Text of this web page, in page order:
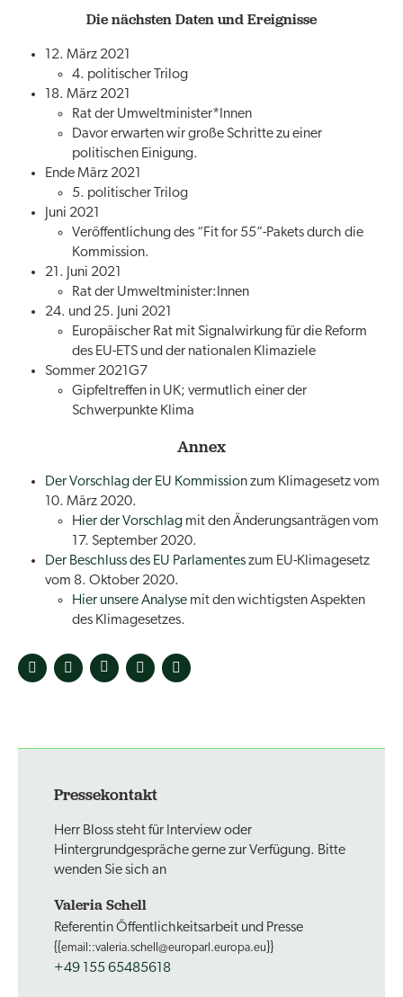
Die nächsten Daten und Ereignisse
12. März 2021
4. politischer Trilog
18. März 2021
Rat der Umweltminister*Innen
Davor erwarten wir große Schritte zu einer
politischen Einigung.
Ende März 2021
5. politischer Trilog
Juni 2021
Veröffentlichung des “Fit for 55”-Pakets durch die
Kommission.
21. Juni 2021
Rat der Umweltminister:Innen
24. und 25. Juni 2021
Europäischer Rat mit Signalwirkung für die Reform
des EU-ETS und der nationalen Klimaziele
Sommer 2021G7
Gipfeltreffen in UK; vermutlich einer der
Schwerpunkte Klima
Annex
Der Vorschlag der EU Kommissionzum Klimagesetz vom
10. März 2020.
Hier der Vorschlag mit den Änderungsanträgen vom
17. September 2020.
Der Beschluss des EU Parlamenteszum EU-Klimagesetz
vom 8. Oktober 2020.
Hier unsere Analyse mit den wichtigsten Aspekten
des Klimagesetzes.
Pressekontakt
Herr Bloss steht für Interview oder
Hintergrundgespräche gerne zur Verfügung. Bitte
wenden Sie sich an
Valeria Schell
Referentin Öffentlichkeitsarbeit und Presse
{{email::valeria.schell@europarl.europa.eu }}
+49 155 65485618